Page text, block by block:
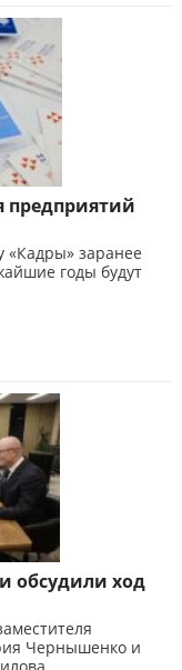
предприятий
«Кадры» заранее
годы будут
обсудили ход
Чернышенко и